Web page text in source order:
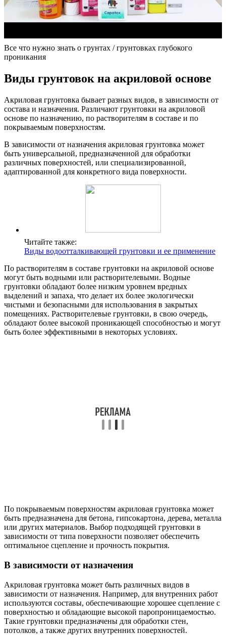
Все что нужно знать о грунтах / грунтовках глубокого
проникания
Виды грунтовок на акриловой основе
Акриловая грунтовка бывает разных видов, в зависимости от
состава и назначения. Различают грунтовки на акриловой
основе по назначению, по растворителям в составе и по
покрываемым поверхностям.
В зависимости от назначения акриловая грунтовка может
быть универсальной, предназначенной для обработки
различных поверхностей, или специализированной,
адаптированной для конкретного вида поверхности.
Читайте также:
Виды водоотталкивающей грунтовки и ее применение
По растворителям в составе грунтовки на акриловой основе
могут быть водными или растворителевыми. Водные
грунтовки обладают более низким уровнем вредных
выделений и запаха, что делает их более экологически
чистыми и безопасными для использования в закрытых
помещениях. Растворителевые грунтовки, в свою очередь,
обладают более высокой проникающей способностью и могут
быть более эффективными в некоторых условиях.
По покрываемым поверхностям акриловая грунтовка может
быть предназначена для бетона, гипсокартона, дерева, металла
или других материалов. Выбор подходящей грунтовки в
зависимости от типа поверхности позволяет обеспечить
оптимальное сцепление и прочность покрытия.
В зависимости от назначения
Акриловая грунтовка может быть различных видов в
зависимости от назначения. Например, для внутренних работ
используются составы, обеспечивающие хорошее сцепление с
поверхностью и обладающие высокой паропроницаемостью.
Такие грунтовки предназначены для обработки стен,
потолков, а также других внутренних поверхностей.